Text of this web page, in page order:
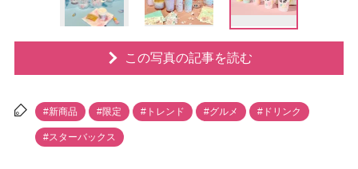
この写真の記事を読む
#新商品 #限定 #トレンド #グルメ #ドリンク
#スターバックス